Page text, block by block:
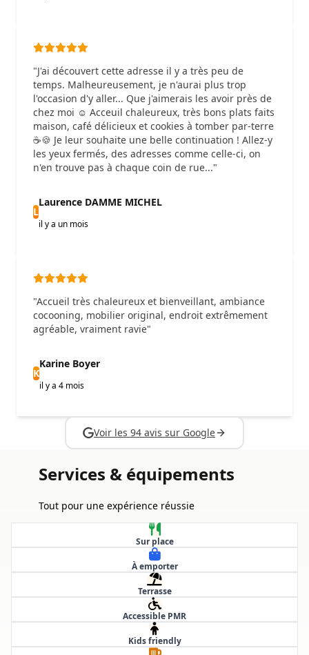
"J'ai découvert cette adresse il y a très peu de
temps. Malheureusement, je n'aurai plus trop
l'occasion d'y aller... Que j'aimerais les avoir près de
chez moi ☺️ Acceuil chaleureux, très bons plats faits
maison, café délicieux et cookies à tomber par-terre
☕🍪 Je leur souhaite une belle continuation ! Allez-y
les yeux fermés, des adresses comme celle-ci, on
n'en trouve pas à chaque coin de rue..."
L
Laurence DAMME MICHEL
il y a un mois
"Accueil très chaleureux et bienveillant, ambiance
cocooning, mobilier original, endroit extrêmement
agréable, vraiment ravie"
K
Karine Boyer
il y a 4 mois
Voir les 94 avis sur Google
Services & équipements
Tout pour une expérience réussie
Sur place
À emporter
Terrasse
Accessible PMR
Kids friendly